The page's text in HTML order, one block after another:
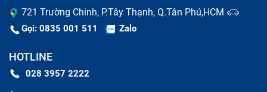
721 Trường Chinh, P.Tây Thạnh, Q.Tân Phú,HCM
Gọi: 0835 001 511 Zalo
HOTLINE
028 3957 2222